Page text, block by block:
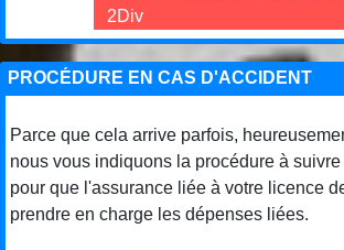
2Div
PROCÉDURE EN CAS D'ACCIDENT
Parce que cela arrive parfois,
nous vous indiquons la procédure à
pour que l'assurance liée à votre licence
prendre en charge les dépenses liées.